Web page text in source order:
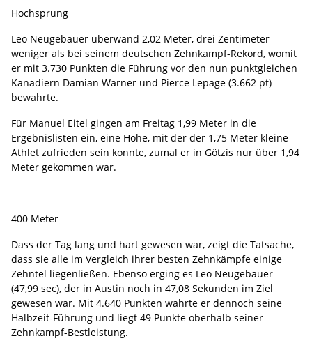
Hochsprung
Leo Neugebauer überwand 2,02 Meter, drei Zentimeter
weniger als bei seinem deutschen Zehnkampf-Rekord, womit
er mit 3.730 Punkten die Führung vor den nun punktgleichen
Kanadiern Damian Warner und Pierce Lepage (3.662 pt)
bewahrte.
Für Manuel Eitel gingen am Freitag 1,99 Meter in die
Ergebnislisten ein, eine Höhe, mit der der 1,75 Meter kleine
Athlet zufrieden sein konnte, zumal er in Götzis nur über 1,94
Meter gekommen war.
400 Meter
Dass der Tag lang und hart gewesen war, zeigt die Tatsache,
dass sie alle im Vergleich ihrer besten Zehnkämpfe einige
Zehntel liegenließen. Ebenso erging es Leo Neugebauer
(47,99 sec), der in Austin noch in 47,08 Sekunden im Ziel
gewesen war. Mit 4.640 Punkten wahrte er dennoch seine
Halbzeit-Führung und liegt 49 Punkte oberhalb seiner
Zehnkampf-Bestleistung.